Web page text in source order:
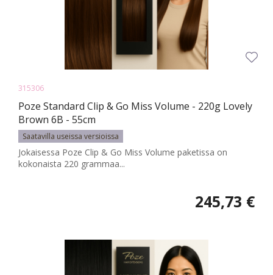
315306
Poze Standard Clip & Go Miss Volume - 220g Lovely
Brown 6B - 55cm
Saatavilla useissa versioissa
Jokaisessa Poze Clip & Go Miss Volume paketissa on
kokonaista 220 grammaa...
245,73 €